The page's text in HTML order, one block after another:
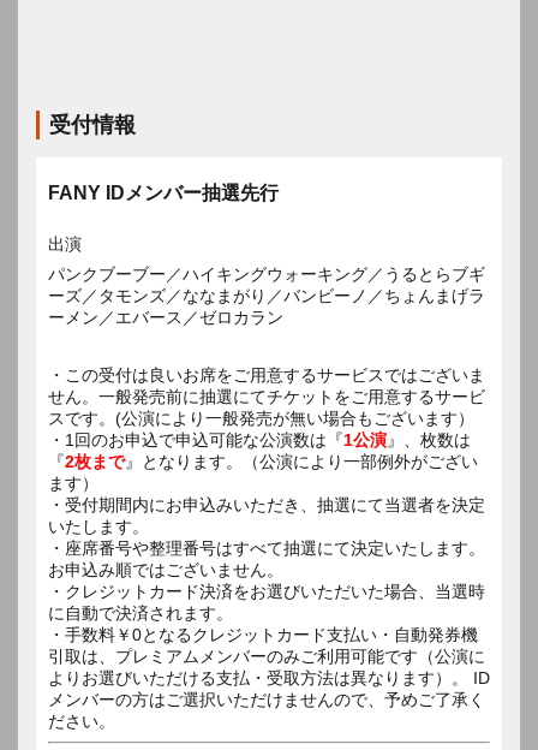
受付情報
FANY IDメンバー抽選先行
出演
パンクブーブー／ハイキングウォーキング／うるとらブギ
ーズ／タモンズ／ななまがり／バンビーノ／ちょんまげラ
ーメン／エバース／ゼロカラン
・この受付は良いお席をご用意するサービスではございま
せん。一般発売前に抽選にてチケットをご用意するサービ
スです。(公演により一般発売が無い場合もございます）
・1回のお申込で申込可能な公演数は『1公演』、枚数は
『2枚まで』となります。（公演により一部例外がござい
ます）
・受付期間内にお申込みいただき、抽選にて当選者を決定
いたします。
・座席番号や整理番号はすべて抽選にて決定いたします。
お申込み順ではございません。
・クレジットカード決済をお選びいただいた場合、当選時
に自動で決済されます。
・手数料￥0となるクレジットカード支払い・自動発券機
引取は、プレミアムメンバーのみご利用可能です（公演に
よりお選びいただける支払・受取方法は異なります）。 ID
メンバーの方はご選択いただけませんので、予めご了承く
ださい。